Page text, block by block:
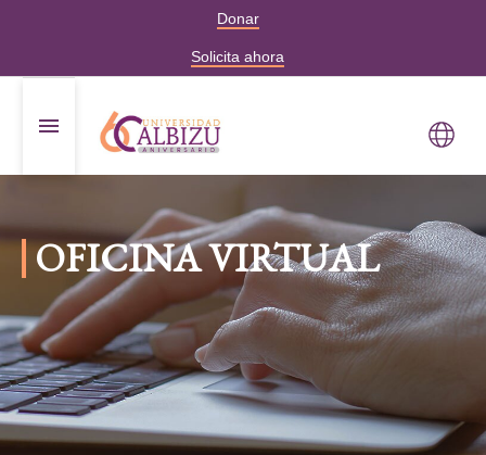
Donar
Solicita ahora
OFICINA VIRTUAL